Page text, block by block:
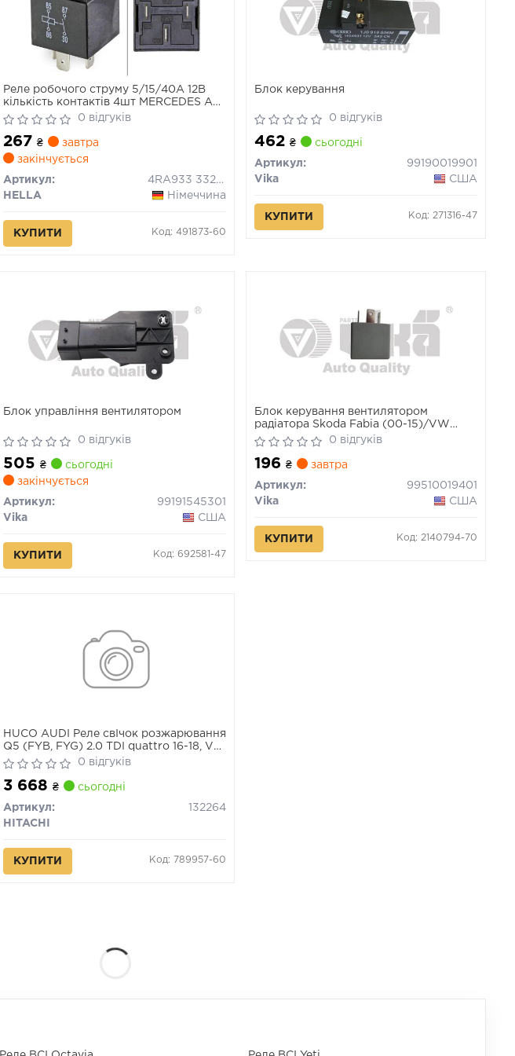
Реле робочого струму 5/15/40А 12В
кількість контактів 4шт MERCEDES A
(W169), A (W176), B SPORTS TOURER
(W245), B SPORTS TOURER (W246,
W242), C (C204), C (CL203) 0.9-Electric
08.55-
0 відгуків
267₴
завтра
закінчується
Артикул:
4RA933 332-451
HELLA
Німеччина
КУПИТИ Код: 491873-60
Блок керування
0 відгуків
462₴ сьогодні
Артикул:
99190019901
Vika
США
КУПИТИ Код: 271316-47
Блок управління вентилятором
0 відгуків
505₴
сьогодні
закінчується
Артикул:
99191545301
Vika
США
КУПИТИ Код: 692581-47
Блок керування вентилятором
радіатора Skoda Fabia (00-15)/VW
Crafter (06-11), Golf (03-09), T4/Audi A4
(95-08), A6 (96-08) (99510019401)
VIKA
0 відгуків
196₴ завтра
Артикул:
99510019401
Vika
США
КУПИТИ Код: 2140794-70
HUCO AUDI Реле свІчок розжарювання
Q5 (FYB, FYG) 2.0 TDI quattro 16-18, VW
CRAFTER 2.0 TDI 16-
0 відгуків
3 668₴ сьогодні
Артикул:
132264
HITACHI
КУПИТИ Код: 789957-60